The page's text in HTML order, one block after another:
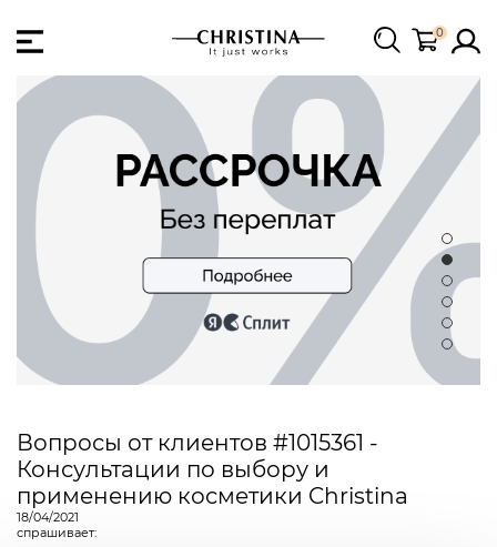
0
Вопросы от клиентов #1015361 -
Консультации по выбору и
применению косметики Christina
18/04/2021
спрашивает: